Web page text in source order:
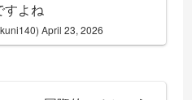
すよね
April 23, 2026